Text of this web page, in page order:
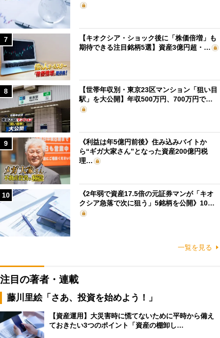
7
【キオクシア・ショック後に「株価倍増」も
期待できる注目銘柄5選】資産3億円超・…
8
【世帯年収別・東京23区マンション「狙い目
駅」を大公開】年収500万円、700万円で…
9
《利益は年5億円前後》住み込みバイトか
ら“ギガ大家さん”となった資産200億円税
理…
10
《2年弱で資産17.5倍の元証券マンが「キオ
クシア急落で次に狙う」5銘柄を公開》10…
一覧を見る
注目の著者・連載
藤川里絵「さあ、投資を始めよう！」
【資産運用】大災害時に慌てないために平時から備え
ておきたい3つのポイント「資産の棚卸し…